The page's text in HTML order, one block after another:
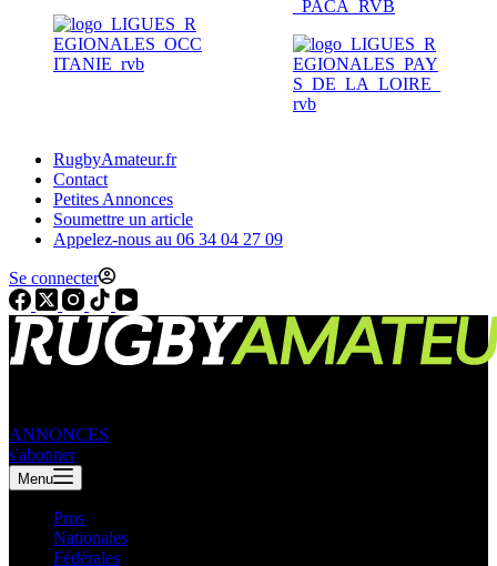
RugbyAmateur.fr
Contact
Petites Annonces
Soumettre un article
Appelez-nous au 06 34 04 27 09
Se connecter
ANNONCES
s'abonner
Menu
Pros
Nationales
Fédérales